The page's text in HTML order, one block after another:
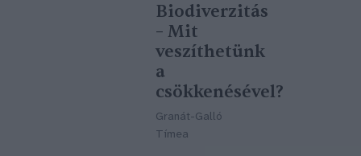
Biodiverzitás
– Mit
veszíthetünk
a
csökkenésével?
Granát-Galló
Tímea